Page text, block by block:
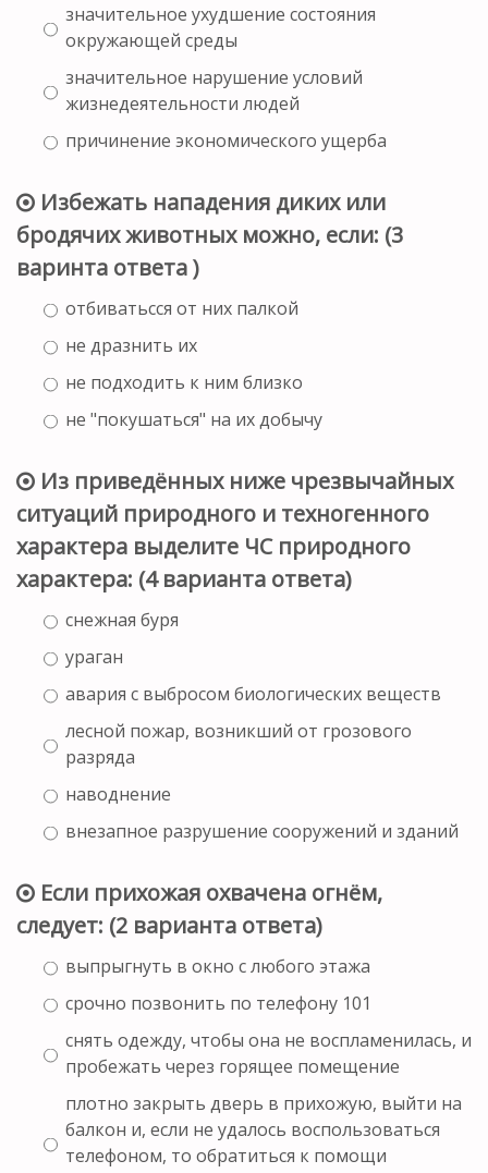
значительное ухудшение состояния
окружающей среды
значительное нарушение условий
жизнедеятельности людей
причинение экономического ущерба
Избежать нападения диких или
бродячих животных можно, если: (3
варинта ответа )
отбиватьсся от них палкой
не дразнить их
не подходить к ним близко
не "покушаться" на их добычу
Из приведённых ниже чрезвычайных
ситуаций природного и техногенного
характера выделите ЧС природного
характера: (4 варианта ответа)
снежная буря
ураган
авария с выбросом биологических веществ
лесной пожар, возникший от грозового
разряда
наводнение
внезапное разрушение сооружений и зданий
Если прихожая охвачена огнём,
следует: (2 варианта ответа)
выпрыгнуть в окно с любого этажа
срочно позвонить по телефону 101
снять одежду, чтобы она не воспламенилась, и
пробежать через горящее помещение
плотно закрыть дверь в прихожую, выйти на
балкон и, если не удалось воспользоваться
телефоном, то обратиться к помощи